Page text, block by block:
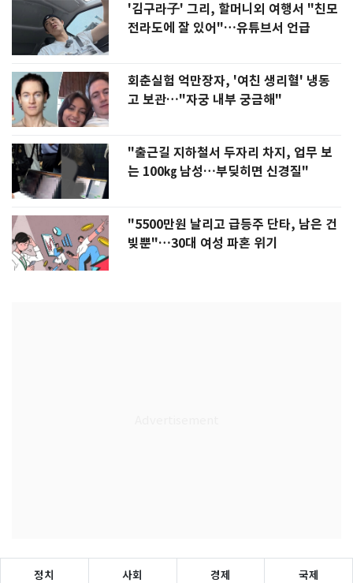
'김구라子' 그리, 할머니외 여행서 "친모
전라도에 잘 있어"…유튜브서 언급
회춘실험 억만장자, '여친 생리혈' 냉동
고 보관…"자궁 내부 궁금해"
"출근길 지하철서 두자리 차지, 업무 보
는 100㎏ 남성…부딪히면 신경질"
"5500만원 날리고 급등주 단타, 남은 건
빚뿐"…30대 여성 파혼 위기
정치 사회 경제 국제